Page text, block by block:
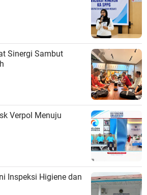
Sinergi Sambut
Verpol Menuju
Inspeksi Higiene dan